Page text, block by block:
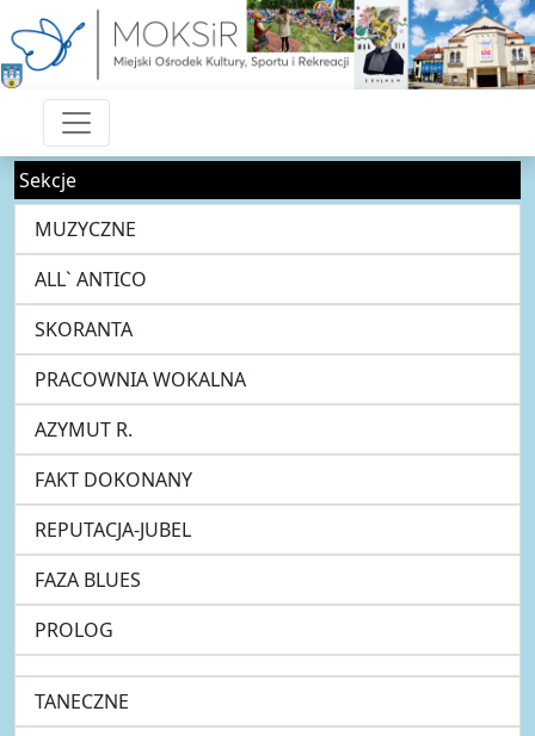
Sekcje
MUZYCZNE
ALL` ANTICO
SKORANTA
PRACOWNIA WOKALNA
AZYMUT R.
FAKT DOKONANY
REPUTACJA-JUBEL
FAZA BLUES
PROLOG
TANECZNE